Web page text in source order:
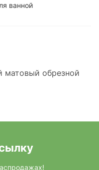
ванной
матовый обрезной